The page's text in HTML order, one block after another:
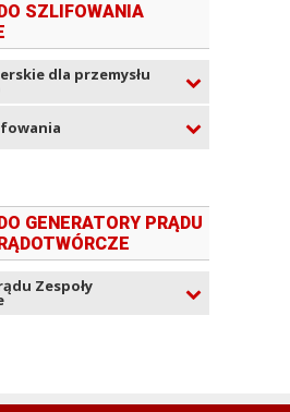
SZLIFOWANIA
dla przemysłu
GENERATORY PRĄDU
Zespoły